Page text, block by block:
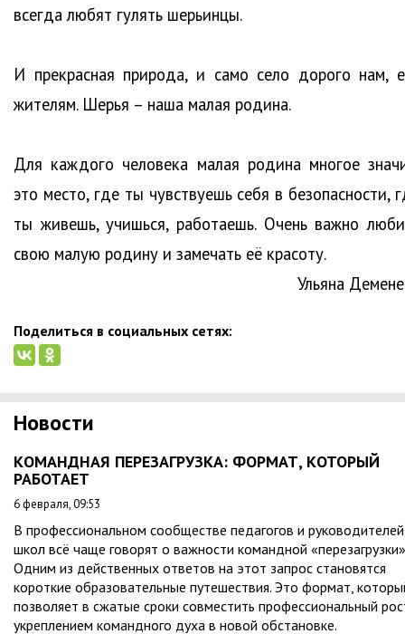
всегда любят гулять шерьинцы.
И прекрасная природа, и само село дорого нам,
жителям. Шерья – наша малая родина.
Для каждого человека малая родина многое
это место, где ты чувствуешь себя в безопасности,
ты живешь, учишься, работаешь. Очень важно
свою малую родину и замечать её красоту.
Ульяна
Поделиться в социальных сетях:
Новости
КОМАНДНАЯ ПЕРЕЗАГРУЗКА: ФОРМАТ, КОТОРЫЙ
РАБОТАЕТ
6 февраля, 09:53
В профессиональном сообществе педагогов и руководителей
школ всё чаще говорят о важности командной
Одним из действенных ответов на этот запрос становятся
короткие образовательные путешествия. Это формат,
позволяет в сжатые сроки совместить профессиональный
укреплением командного духа в новой обстановке.